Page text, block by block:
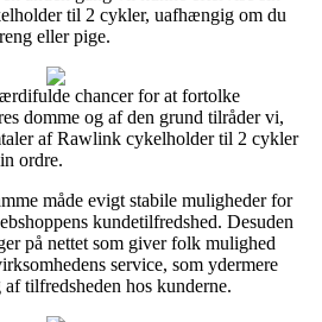
til 2 cykler, uafhængig om du
eller pige.
chancer for at fortolke
domme og af den grund tilråder vi,
af Rawlink cykelholder til 2 cykler
ordre.
måde evigt stabile muligheder for
kundetilfredshed. Desuden
på nettet som giver folk mulighed
service, som ydermere
tilfredsheden hos kunderne.